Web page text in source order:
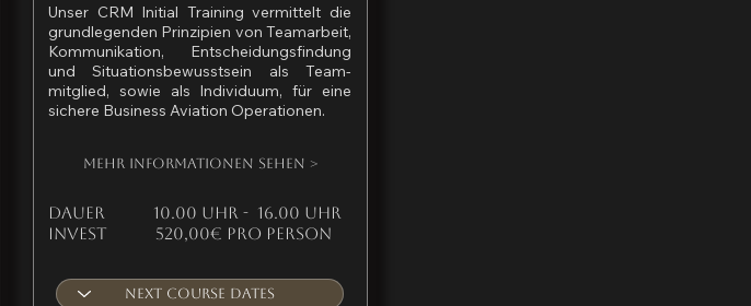
Unser CRM Initial Training vermittelt die
grundlegenden Prinzipien von Teamarbeit,
Kommunikation, Entscheidungsfindung
und Situationsbewusstsein als Team-
mitglied, sowie als Individuum, für eine
sichere Business Aviation Operationen.
Mehr Informationen sehen >
Dauer
10.00 Uhr - 16.00 Uhr
Invest 520,00€ pro person